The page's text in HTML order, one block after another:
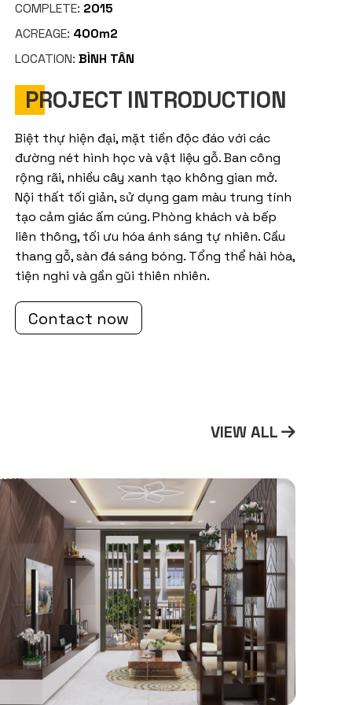
COMPLETE: 2015
ACREAGE: 400m2
LOCATION: BÌNH TÂN
PROJECT INTRODUCTION
Biệt thự hiện đại, mặt tiền độc đáo với các
đường nét hình học và vật liệu gỗ. Ban công
rộng rãi, nhiều cây xanh tạo không gian mở.
Nội thất tối giản, sử dụng gam màu trung tính
tạo cảm giác ấm cúng. Phòng khách và bếp
liên thông, tối ưu hóa ánh sáng tự nhiên. Cầu
thang gỗ, sàn đá sáng bóng. Tổng thể hài hòa,
tiện nghi và gần gũi thiên nhiên.
Contact now
VIEW ALL